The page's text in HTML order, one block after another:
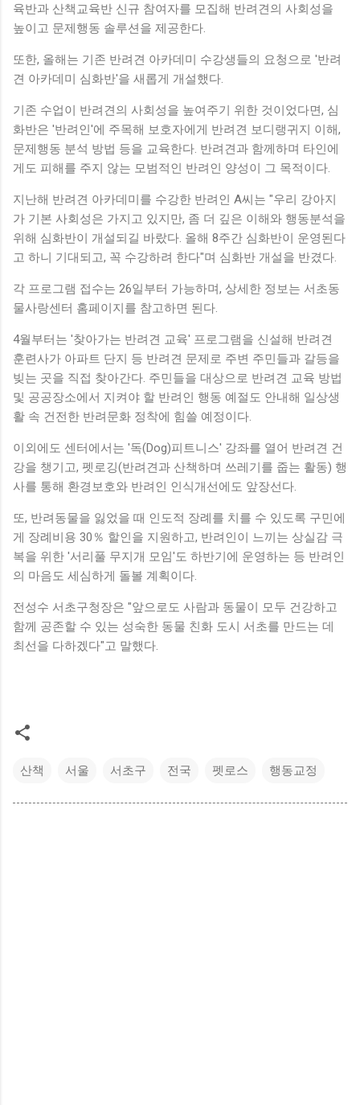
육반과 산책교육반 신규 참여자를 모집해 반려견의 사회성을
높이고 문제행동 솔루션을 제공한다.
또한, 올해는 기존 반려견 아카데미 수강생들의 요청으로 '반려
견 아카데미 심화반'을 새롭게 개설했다.
기존 수업이 반려견의 사회성을 높여주기 위한 것이었다면, 심
화반은 '반려인'에 주목해 보호자에게 반려견 보디랭귀지 이해,
문제행동 분석 방법 등을 교육한다. 반려견과 함께하며 타인에
게도 피해를 주지 않는 모범적인 반려인 양성이 그 목적이다.
지난해 반려견 아카데미를 수강한 반려인 A씨는 "우리 강아지
가 기본 사회성은 가지고 있지만, 좀 더 깊은 이해와 행동분석을
위해 심화반이 개설되길 바랐다. 올해 8주간 심화반이 운영된다
고 하니 기대되고, 꼭 수강하려 한다"며 심화반 개설을 반겼다.
각 프로그램 접수는 26일부터 가능하며, 상세한 정보는 서초동
물사랑센터 홈페이지를 참고하면 된다.
4월부터는 '찾아가는 반려견 교육' 프로그램을 신설해 반려견
훈련사가 아파트 단지 등 반려견 문제로 주변 주민들과 갈등을
빚는 곳을 직접 찾아간다. 주민들을 대상으로 반려견 교육 방법
및 공공장소에서 지켜야 할 반려인 행동 예절도 안내해 일상생
활 속 건전한 반려문화 정착에 힘쓸 예정이다.
이외에도 센터에서는 '독(Dog)피트니스' 강좌를 열어 반려견 건
강을 챙기고, 펫로깅(반려견과 산책하며 쓰레기를 줍는 활동) 행
사를 통해 환경보호와 반려인 인식개선에도 앞장선다.
또, 반려동물을 잃었을 때 인도적 장례를 치를 수 있도록 구민에
게 장례비용 30％ 할인을 지원하고, 반려인이 느끼는 상실감 극
복을 위한 '서리풀 무지개 모임'도 하반기에 운영하는 등 반려인
의 마음도 세심하게 돌볼 계획이다.
전성수 서초구청장은 "앞으로도 사람과 동물이 모두 건강하고
함께 공존할 수 있는 성숙한 동물 친화 도시 서초를 만드는 데
최선을 다하겠다"고 말했다.
산책 서울 서초구 전국 펫로스 행동교정